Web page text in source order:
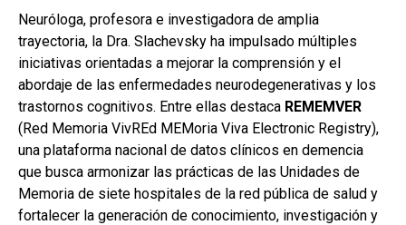
Neuróloga, profesora e investigadora de amplia
trayectoria, la Dra. Slachevsky ha impulsado múltiples
iniciativas orientadas a mejorar la comprensión y el
abordaje de las enfermedades neurodegenerativas y los
trastornos cognitivos. Entre ellas destaca REMEMVER
(Red Memoria VivREd MEMoria Viva Electronic Registry),
una plataforma nacional de datos clínicos en demencia
que busca armonizar las prácticas de las Unidades de
Memoria de siete hospitales de la red pública de salud y
fortalecer la generación de conocimiento, investigación y